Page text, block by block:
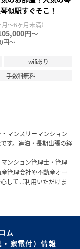
似駅すぐそこ！
～6ヶ月未満）
円～
円～
wifiあり
手数料無料
マンスリーマンション
す。連泊・長期出張の経
ンション管理士・管理
管理会社や不動産オー
してご利用いただけま
ム
家電付）情報